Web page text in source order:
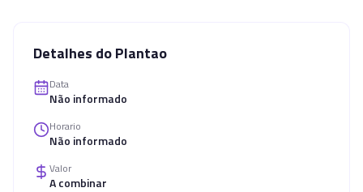
Detalhes do Plantao
Data
Não informado
Horario
Não informado
Valor
A combinar